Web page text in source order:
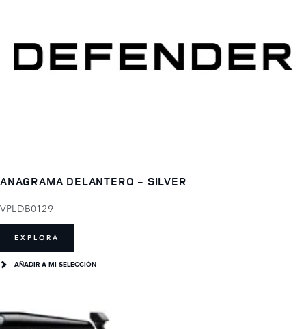
ANAGRAMA DELANTERO - SILVER
VPLDB0129
EXPLORA
AÑADIR A MI SELECCIÓN